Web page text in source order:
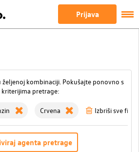
Prijava
kombinaciji. Pokušajte ponovno s
pretrage:
Crvena Izbriši sve
agenta pretrage